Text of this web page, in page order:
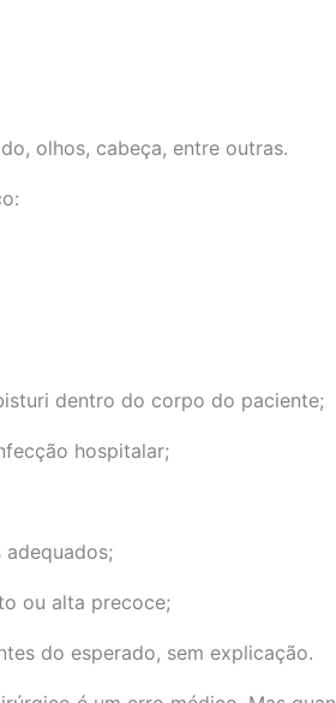
olhos, cabeça, entre outras.
dentro do corpo do paciente;
hospitalar;
ou alta precoce;
do esperado, sem explicação.